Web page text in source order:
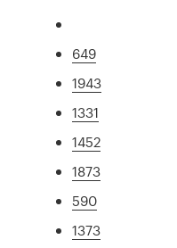
649
1943
1331
1452
1873
590
1373